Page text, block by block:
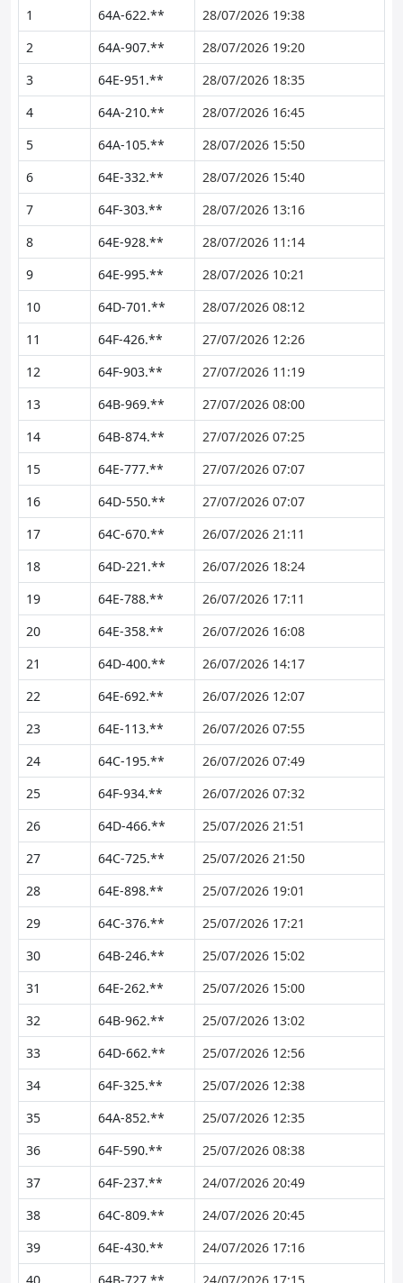
1 64A-622.**
28/07/2026 19:38
2
64A-907.**
28/07/2026 19:20
3
64E-951.**
28/07/2026 18:35
4
64A-210.**
28/07/2026 16:45
5
64A-105.**
28/07/2026 15:50
6
64E-332.**
28/07/2026 15:40
7
64F-303.**
28/07/2026 13:16
8
64E-928.**
28/07/2026 11:14
9
64E-995.**
28/07/2026 10:21
10
64D-701.**
28/07/2026 08:12
11
64F-426.**
27/07/2026 12:26
12
64F-903.**
27/07/2026 11:19
13
64B-969.**
27/07/2026 08:00
14
64B-874.**
27/07/2026 07:25
15
64E-777.**
27/07/2026 07:07
16
64D-550.**
27/07/2026 07:07
17
64C-670.**
26/07/2026 21:11
18
64D-221.**
26/07/2026 18:24
19
64E-788.**
26/07/2026 17:11
20
64E-358.**
26/07/2026 16:08
21
64D-400.**
26/07/2026 14:17
22
64E-692.**
26/07/2026 12:07
23
64E-113.**
26/07/2026 07:55
24
64C-195.**
26/07/2026 07:49
25
64F-934.**
26/07/2026 07:32
26
64D-466.**
25/07/2026 21:51
27
64C-725.**
25/07/2026 21:50
28
64E-898.**
25/07/2026 19:01
29
64C-376.**
25/07/2026 17:21
30
64B-246.**
25/07/2026 15:02
31
64E-262.**
25/07/2026 15:00
32
64B-962.**
25/07/2026 13:02
33
64D-662.**
25/07/2026 12:56
34
64F-325.**
25/07/2026 12:38
35
64A-852.**
25/07/2026 12:35
36
64F-590.**
25/07/2026 08:38
37
64F-237.**
24/07/2026 20:49
38
64C-809.**
24/07/2026 20:45
39
64E-430.**
24/07/2026 17:16